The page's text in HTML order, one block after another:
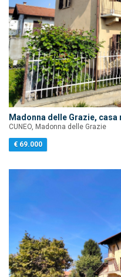
Madonna delle Grazie,
CUNEO, Madonna delle Grazie
€ 69.000